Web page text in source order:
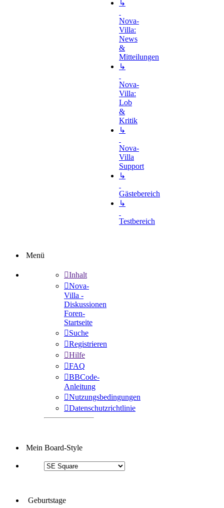
↳
Nova-
Villa:
News
&
Mitteilungen
↳
Nova-
Villa:
Lob
&
Kritik
↳
Nova-
Villa
Support
↳
Gästebereich
↳
Testbereich
Menü
Inhalt
Nova-
Villa -
Diskussionen
Foren-
Startseite
Suche
Registrieren
Hilfe
FAQ
BBCode-
Anleitung
Nutzungsbedingungen
Datenschutzrichtlinie
Mein Board-Style
Geburtstage